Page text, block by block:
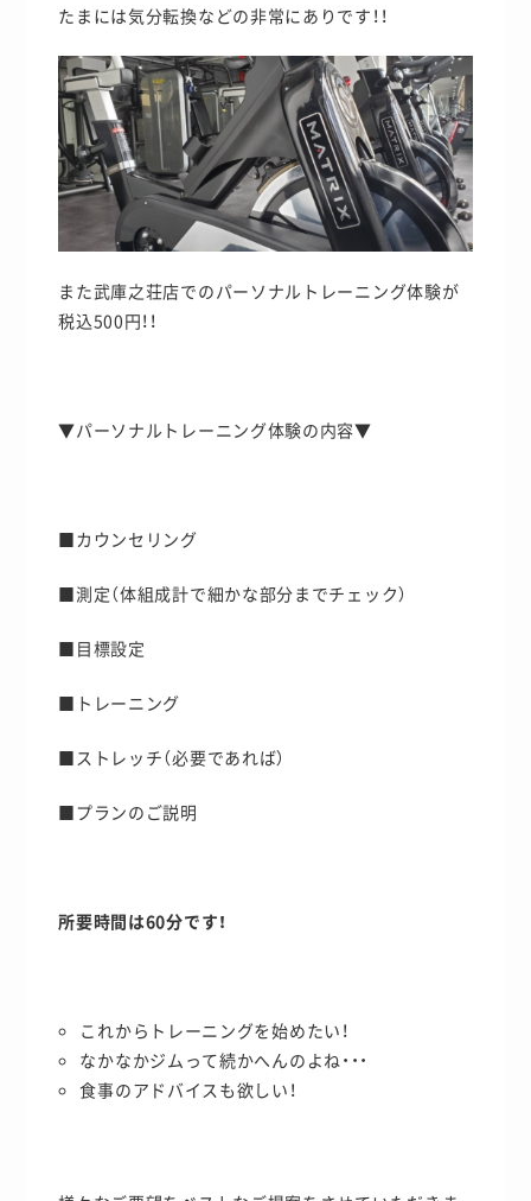
たまには気分転換などの非常にありです！！
また武庫之荘店でのパーソナルトレーニング体験が
税込500円！！
▼パーソナルトレーニング体験の内容▼
■カウンセリング
■測定（体組成計で細かな部分までチェック）
■目標設定
■トレーニング
■ストレッチ（必要であれば）
■プランのご説明
所要時間は60分です！
これからトレーニングを始めたい！
なかなかジムって続かへんのよね・・・
食事のアドバイスも欲しい！